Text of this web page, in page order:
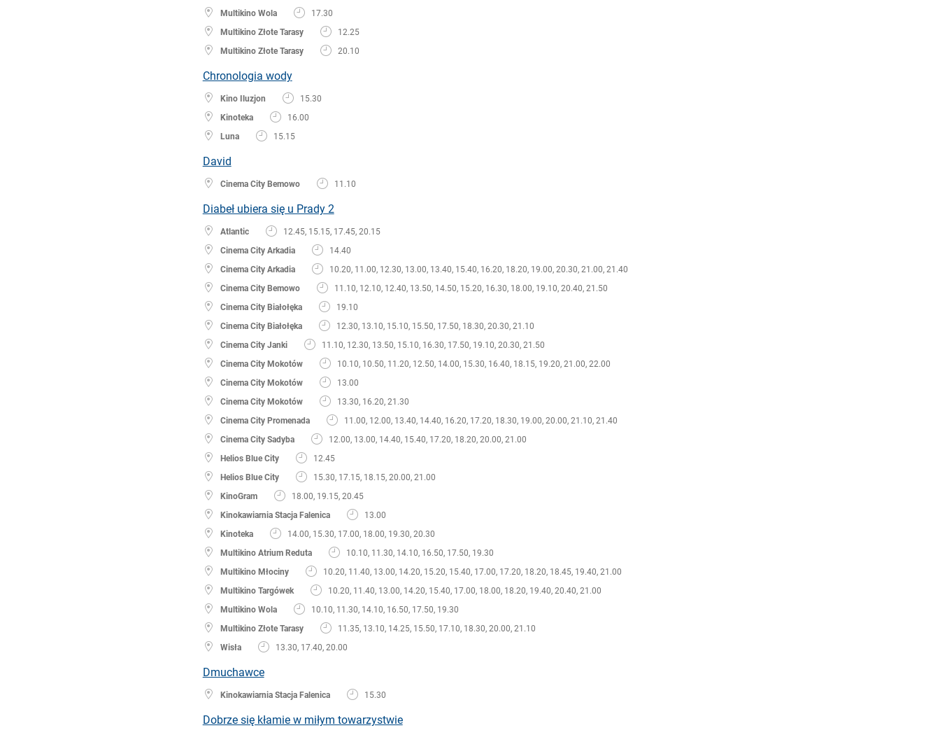
Multikino Wola
17.30
Multikino Złote Tarasy
12.25
Multikino Złote Tarasy
20.10
Chronologia wody
Kino Iluzjon
15.30
Kinoteka
16.00
Luna
15.15
David
Cinema City Bemowo 11.10
Diabeł ubiera się u Prady 2
Atlantic
12.45, 15.15, 17.45, 20.15
Cinema City Arkadia
14.40
Cinema City Arkadia
10.20, 11.00, 12.30, 13.00, 13.40, 15.40, 16.20, 18.20, 19.00, 20.30, 21.00, 21.40
Cinema City Bemowo
11.10, 12.10, 12.40, 13.50, 14.50, 15.20, 16.30, 18.00, 19.10, 20.40, 21.50
Cinema City Białołęka
19.10
Cinema City Białołęka
12.30, 13.10, 15.10, 15.50, 17.50, 18.30, 20.30, 21.10
Cinema City Janki
11.10, 12.30, 13.50, 15.10, 16.30, 17.50, 19.10, 20.30, 21.50
Cinema City Mokotów
10.10, 10.50, 11.20, 12.50, 14.00, 15.30, 16.40, 18.15, 19.20, 21.00, 22.00
Cinema City Mokotów
13.00
Cinema City Mokotów
13.30, 16.20, 21.30
Cinema City Promenada
11.00, 12.00, 13.40, 14.40, 16.20, 17.20, 18.30, 19.00, 20.00, 21.10, 21.40
Cinema City Sadyba
12.00, 13.00, 14.40, 15.40, 17.20, 18.20, 20.00, 21.00
Helios Blue City
12.45
Helios Blue City
15.30, 17.15, 18.15, 20.00, 21.00
KinoGram
18.00, 19.15, 20.45
Kinokawiarnia Stacja Falenica
13.00
Kinoteka
14.00, 15.30, 17.00, 18.00, 19.30, 20.30
Multikino Atrium Reduta
10.10, 11.30, 14.10, 16.50, 17.50, 19.30
Multikino Młociny
10.20, 11.40, 13.00, 14.20, 15.20, 15.40, 17.00, 17.20, 18.20, 18.45, 19.40, 21.00
Multikino Targówek
10.20, 11.40, 13.00, 14.20, 15.40, 17.00, 18.00, 18.20, 19.40, 20.40, 21.00
Multikino Wola
10.10, 11.30, 14.10, 16.50, 17.50, 19.30
Multikino Złote Tarasy
11.35, 13.10, 14.25, 15.50, 17.10, 18.30, 20.00, 21.10
Wisła
13.30, 17.40, 20.00
Dmuchawce
Kinokawiarnia Stacja Falenica 15.30
Dobrze się kłamie w miłym towarzystwie